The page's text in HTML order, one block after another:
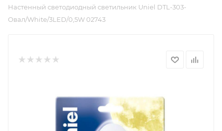
Настенный светодиодный светильник Uniel DTL-303-
Овал/White/3LED/0,5W 02743